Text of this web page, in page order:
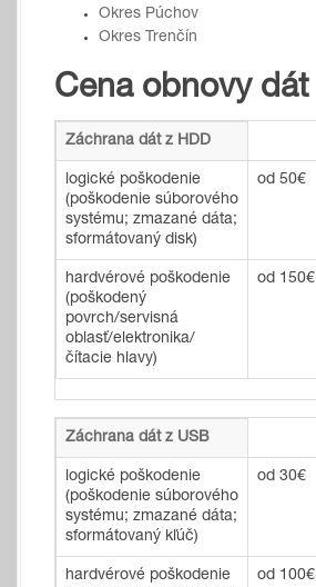
Okres Púchov
Okres Trenčín
Cena obnovy dát
Záchrana dát z HDD
logické poškodenie
(poškodenie súborového
systému; zmazané dáta;
sformátovaný disk)
od 50€
hardvérové poškodenie
(poškodený
povrch/servisná
oblasť/elektronika/
čítacie hlavy)
od 150€
Záchrana dát z USB
logické poškodenie
(poškodenie súborového
systému; zmazané dáta;
sformátovaný kľúč)
od 30€
hardvérové poškodenie
od 100€